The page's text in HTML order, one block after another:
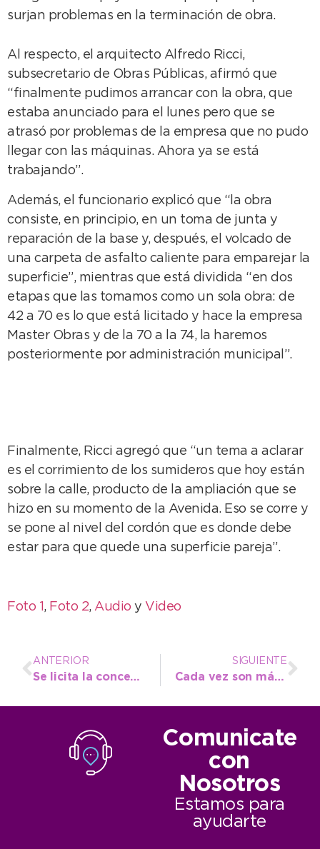
surjan problemas en la terminación de obra.
Al respecto, el arquitecto Alfredo Ricci,
subsecretario de Obras Públicas, afirmó que
“finalmente pudimos arrancar con la obra, que
estaba anunciado para el lunes pero que se
atrasó por problemas de la empresa que no pudo
llegar con las máquinas. Ahora ya se está
trabajando”.
Además, el funcionario explicó que “la obra
consiste, en principio, en un toma de junta y
reparación de la base y, después, el volcado de
una carpeta de asfalto caliente para emparejar la
superficie”, mientras que está dividida “en dos
etapas que las tomamos como un sola obra: de
42 a 70 es lo que está licitado y hace la empresa
Master Obras y de la 70 a la 74, la haremos
posteriormente por administración municipal”.
Finalmente, Ricci agregó que “un tema a aclarar
es el corrimiento de los sumideros que hoy están
sobre la calle, producto de la ampliación que se
hizo en su momento de la Avenida. Eso se corre y
se pone al nivel del cordón que es donde debe
estar para que quede una superficie pareja”.
Foto 1, Foto 2, Audio y Video
ANTERIOR
Se licita la concesión del restaurant y salones del Estacionamiento Municipal de Camiones
SIGUIENTE
Cada vez son más las instituciones locales sujetas a derecho
Comunicate
con
Nosotros
Estamos para
ayudarte